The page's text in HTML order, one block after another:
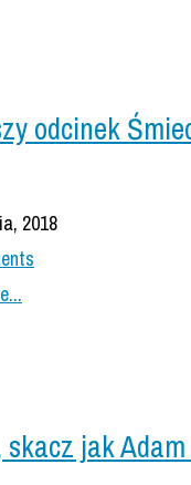
odcinek
2018
jak Adam